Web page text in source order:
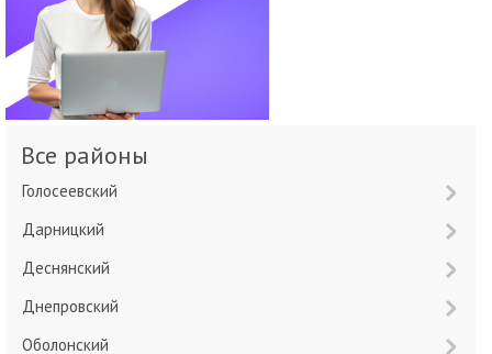
Все районы
Голосеевский
Дарницкий
Деснянский
Днепровский
Оболонский